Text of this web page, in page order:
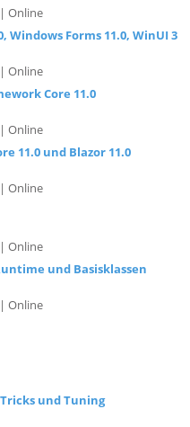
Online
Forms 11.0, WinUI 3
Online
Core 11.0
Online
11.0 und Blazor 11.0
Online
Online
und Basisklassen
Online
und Tuning